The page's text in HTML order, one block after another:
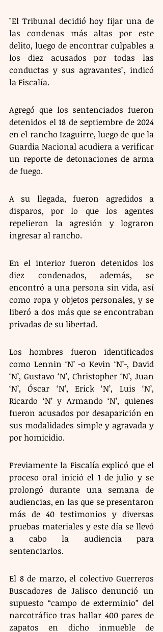
"El Tribunal decidió hoy fijar una de
las condenas más altas por este
delito, luego de encontrar culpables a
los diez acusados por todas las
conductas y sus agravantes", indicó
la Fiscalía.
Agregó que los sentenciados fueron
detenidos el 18 de septiembre de 2024
en el rancho Izaguirre, luego de que la
Guardia Nacional acudiera a verificar
un reporte de detonaciones de arma
de fuego.
A su llegada, fueron agredidos a
disparos, por lo que los agentes
repelieron la agresión y lograron
ingresar al rancho.
En el interior fueron detenidos los
diez condenados, además, se
encontró a una persona sin vida, así
como ropa y objetos personales, y se
liberó a dos más que se encontraban
privadas de su libertad.
Los hombres fueron identificados
como Lennin ‘N’ -o Kevin ‘N’-, David
‘N’, Gustavo ‘N’, Christopher ‘N’, Juan
‘N’, Óscar ‘N’, Erick ‘N’, Luis ‘N’,
Ricardo ‘N’ y Armando ‘N’, quienes
fueron acusados por desaparición en
sus modalidades simple y agravada y
por homicidio.
Previamente la Fiscalía explicó que el
proceso oral inició el 1 de julio y se
prolongó durante una semana de
audiencias, en las que se presentaron
más de 40 testimonios y diversas
pruebas materiales y este día se llevó
a cabo la audiencia para
sentenciarlos.
El 8 de marzo, el colectivo Guerreros
Buscadores de Jalisco denunció un
supuesto “campo de exterminio” del
narcotráfico tras hallar 400 pares de
zapatos en dicho inmueble de